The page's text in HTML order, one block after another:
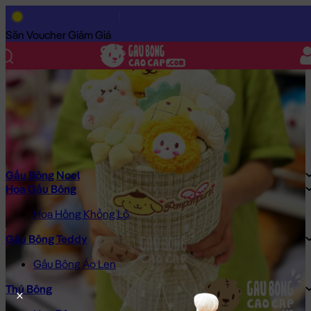
Săn Voucher Giảm Giá
Gấu Bông Noel
Hoa Gấu Bông
Hoa Hồng Khổng Lồ
Gấu Bông Teddy
Gấu Bông Áo Len
Thú Bông
Trang Chủ